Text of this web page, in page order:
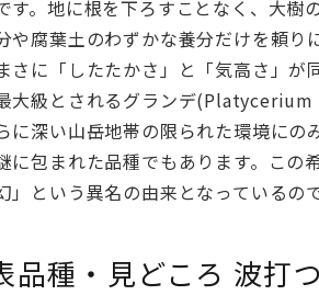
す。地に根を下ろすことなく、大樹
や腐葉土のわずかな養分だけを頼
さに「したたかさ」と「気高さ」
大級とされるグランデ
に深い山岳地帯の限られた環境に
に包まれた品種でもあります。こ
」という異名の由来となっているので
品種・見どころ 波打